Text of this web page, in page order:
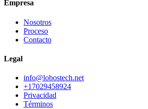
Empresa
Nosotros
Proceso
Contacto
Legal
info@lobostech.net
+17029458924
Privacidad
Términos